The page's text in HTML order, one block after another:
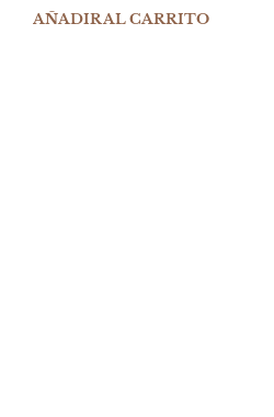
AÑADIR AL CARRITO